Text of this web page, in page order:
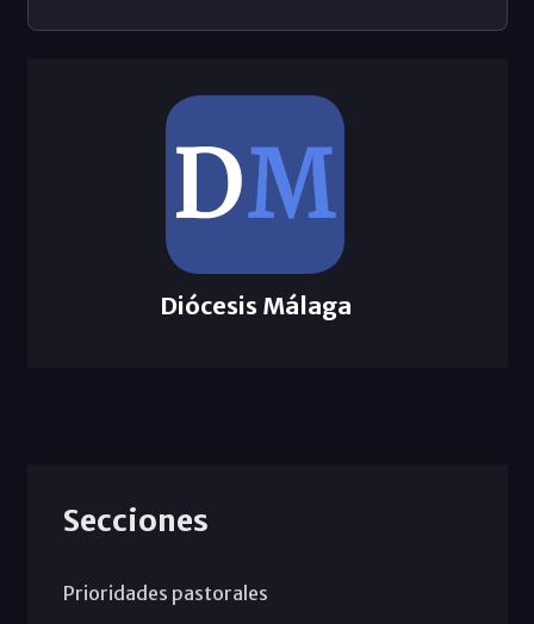
Diócesis Málaga
Secciones
Prioridades pastorales